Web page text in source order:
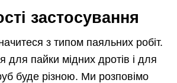
застосування
з типом паяльних робіт.
для пайки мідних дротів і для
буде різною. Ми розповімо